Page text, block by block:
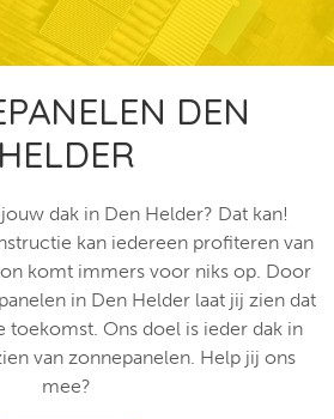
DEN
HELDER
dak in Den Helder? Dat kan!
kan iedereen profiteren van
komt immers voor niks op. Door
in Den Helder laat jij zien dat
toekomst. Ons doel is ieder dak in
van zonnepanelen. Help jij ons
mee?